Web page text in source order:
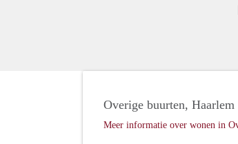
Overige buurten, Haarlem
Meer informatie over wonen in